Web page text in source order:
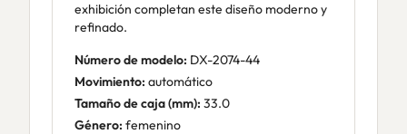
exhibición completan este diseño moderno y
refinado.
Número de modelo: DX-2074-44
Movimiento: automático
Tamaño de caja (mm): 33.0
Género: femenino